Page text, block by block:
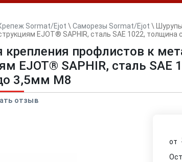
Sormat/Ejot \ Саморезы Sormat/Ejot \
EJOT® SAPHIR, сталь SAE 1022,
профлистов к
EJOT® SAPHIR, сталь SAE
3,5мм М8
отзыв
от